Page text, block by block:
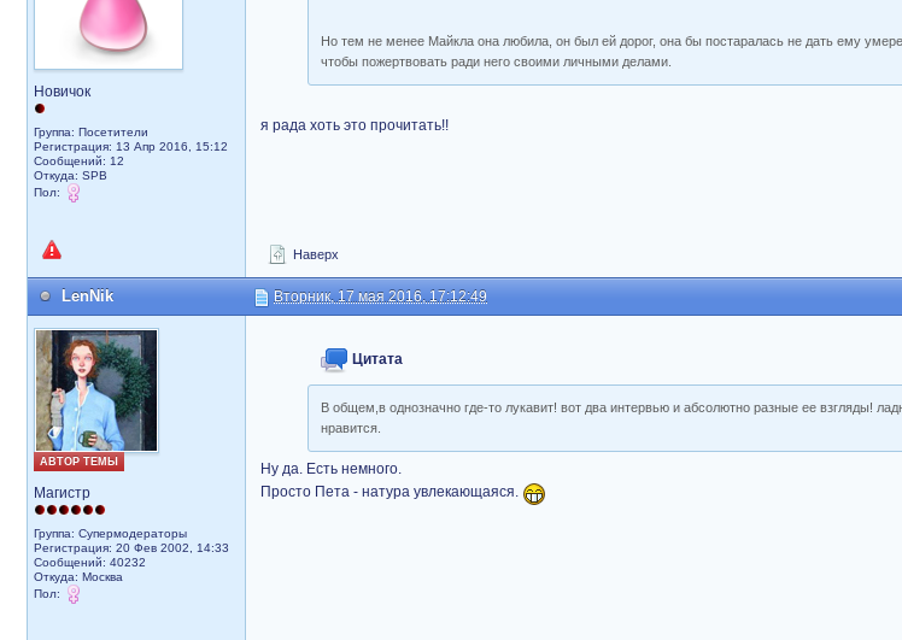
Новичок
Группа: Посетители
Регистрация: 13 Апр 2016, 15:12
Сообщений: 12
Откуда: SPB
Пол:
Но тем не менее Майкла она любила, он был ей дорог, она бы постаралась не дать ему
чтобы пожертвовать ради него своими личными делами.
я рада хоть это прочитать!!
Наверх
LenNik Вторник, 17 мая 2016, 17:12:49
АВТОР ТЕМЫ
Магистр
Группа: Супермодераторы
Регистрация: 20 Фев 2002, 14:33
Сообщений: 40232
Откуда: Москва
Пол:
Цитата
В общем,в однозначно где-то лукавит! вот два интервью и абсолютно разные ее взгляды!
нравится.
Ну да. Есть немного.
Просто Пета - натура увлекающаяся.